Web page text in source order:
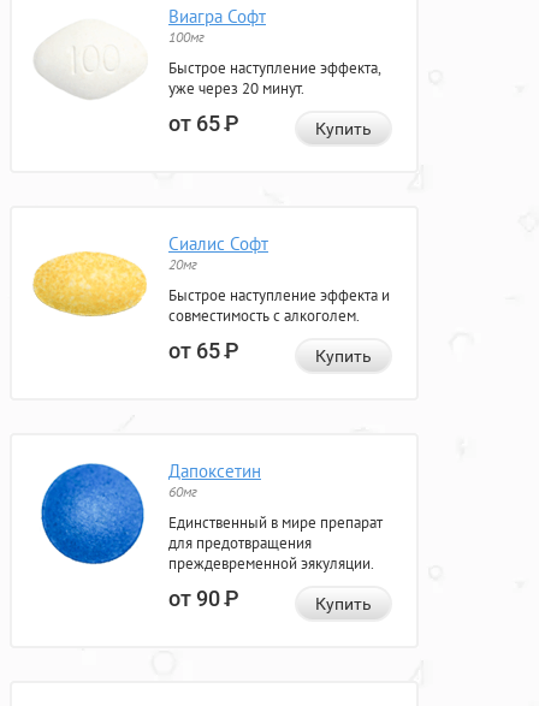
Виагра Софт
100мг
Быстрое наступление эффекта,
уже через 20 минут.
от 65Р Купить
Сиалис Софт
20мг
Быстрое наступление эффекта и
совместимость с алкоголем.
от 65Р Купить
Дапоксетин
60мг
Единственный в мире препарат
для предотвращения
преждевременной эякуляции.
от 90Р Купить